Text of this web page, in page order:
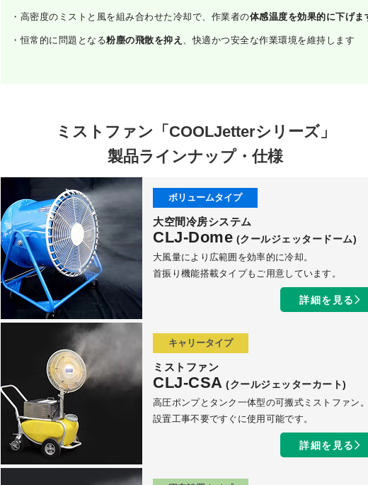
・高密度のミストと風を組み合わせた冷却で、作業者の体感温度を効果的に下げま
・恒常的に問題となる粉塵の飛散を抑え 、快適かつ安全な作業環境を維持します
ミストファン「COOLJetterシリーズ」
製品ラインナップ・仕様
ボリュームタイプ
大空間冷房システム
CLJ-Dome (クールジェッタードーム)
大風量により広範囲を効率的に冷却。
首振り機能搭載タイプもご用意しています。
詳細を見る
キャリータイプ
ミストファン
CLJ-CSA (クールジェッターカート)
高圧ポンプとタンク一体型の可搬式ミストファン
設置工事不要ですぐに使用可能です。
詳細を見る